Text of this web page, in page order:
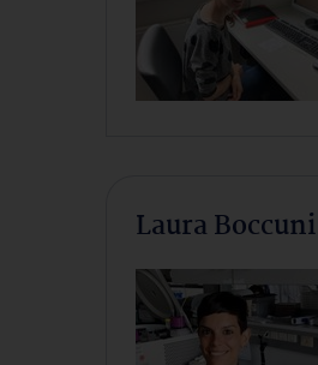
Laura Boccuni